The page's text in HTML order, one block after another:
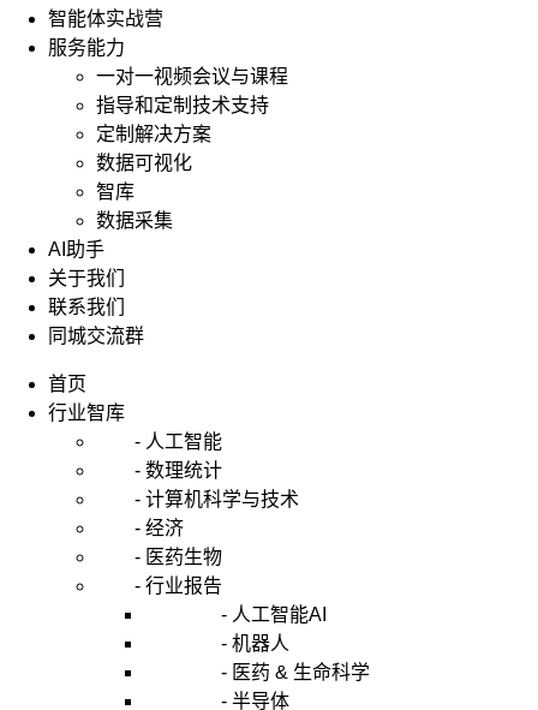
智能体实战营
服务能力
一对一视频会议与课程
指导和定制技术支持
定制解决方案
数据可视化
智库
数据采集
AI助手
关于我们
联系我们
同城交流群
首页
行业智库
- 人工智能
- 数理统计
- 计算机科学与技术
- 经济
- 医药生物
- 行业报告
- 人工智能AI
- 机器人
- 医药 & 生命科学
- 半导体